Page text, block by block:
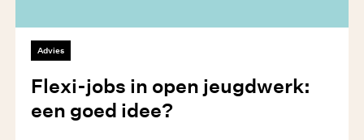
Advies
Flexi-jobs in open jeugdwerk:
een goed idee?